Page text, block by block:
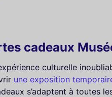
cadeaux
culturelle
une exposition
s’adaptent à toutes